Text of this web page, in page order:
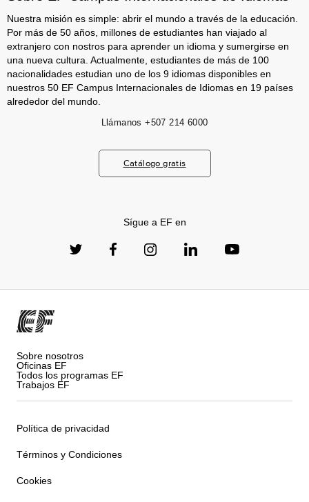
Nuestra misión es simple: abrir el mundo a través de la educación.
Por más de 50 años, millones de estudiantes han viajado al
extranjero con nostros para aprender un idioma y sumergirse en
una nueva cultura. Actualmente, estudiantes de más de 100
nacionalidades estudian uno de los 9 idiomas disponibles en
nuestros 50 EF Campus Internacionales de Idiomas en 19 países
alrededor del mundo.
Llámanos +507 214 6000
Catálogo gratis
Sígue a EF en
Sobre nosotros
Oficinas EF
Todos los programas EF
Trabajos EF
Política de privacidad
Términos y Condiciones
Cookies